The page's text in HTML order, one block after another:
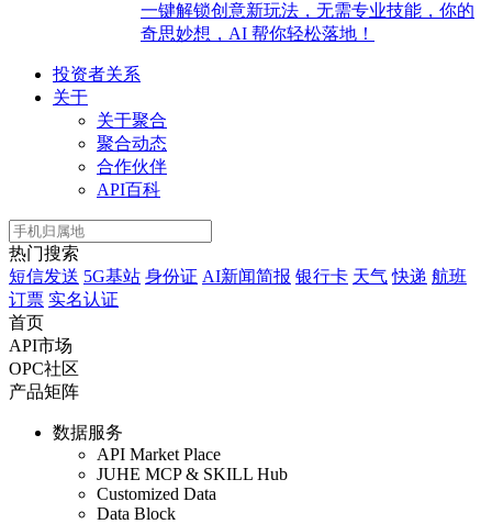
一键解锁创意新玩法，无需专业技能，你的
奇思妙想，AI 帮你轻松落地！
投资者关系
关于
关于聚合
聚合动态
合作伙伴
API百科
热门搜索
短信发送 5G基站 身份证 AI新闻简报 银行卡 天气 快递 航班
订票 实名认证
首页
API市场
OPC社区
产品矩阵
数据服务
API Market Place
JUHE MCP & SKILL Hub
Customized Data
Data Block